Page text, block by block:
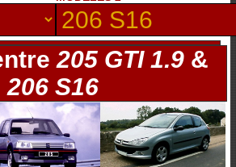
205 GTI 1.9&
206 S16